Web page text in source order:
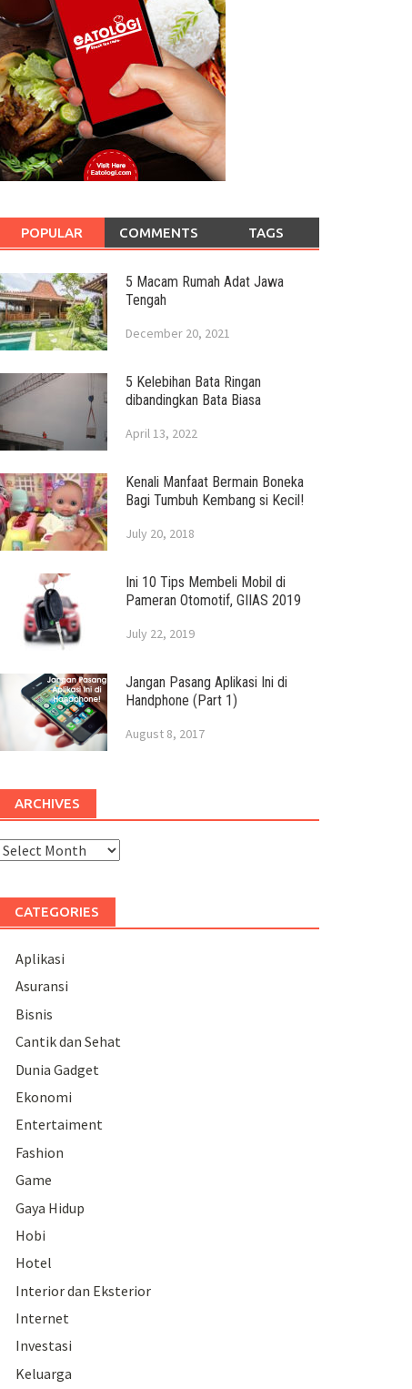
POPULAR COMMENTS TAGS
5 Macam Rumah Adat Jawa
Tengah
December 20, 2021
5 Kelebihan Bata Ringan
dibandingkan Bata Biasa
April 13, 2022
Kenali Manfaat Bermain Boneka
Bagi Tumbuh Kembang si Kecil!
July 20, 2018
Ini 10 Tips Membeli Mobil di
Pameran Otomotif, GIIAS 2019
July 22, 2019
Jangan Pasang Aplikasi Ini di
Handphone (Part 1)
August 8, 2017
ARCHIVES
Archives
CATEGORIES
Aplikasi
Asuransi
Bisnis
Cantik dan Sehat
Dunia Gadget
Ekonomi
Entertaiment
Fashion
Game
Gaya Hidup
Hobi
Hotel
Interior dan Eksterior
Internet
Investasi
Keluarga